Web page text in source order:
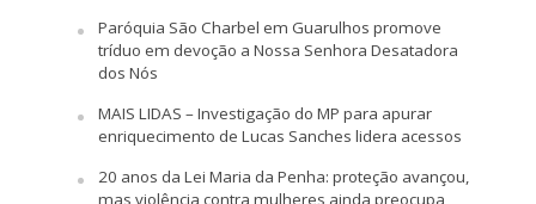
Paróquia São Charbel em Guarulhos promove
tríduo em devoção a Nossa Senhora Desatadora
dos Nós
MAIS LIDAS – Investigação do MP para apurar
enriquecimento de Lucas Sanches lidera acessos
20 anos da Lei Maria da Penha: proteção avançou,
mas violência contra mulheres ainda preocupa